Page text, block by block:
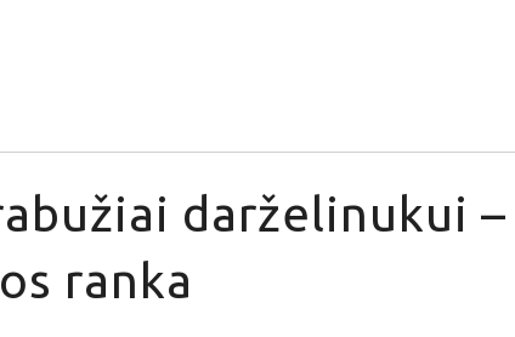
darželinukui
ranka